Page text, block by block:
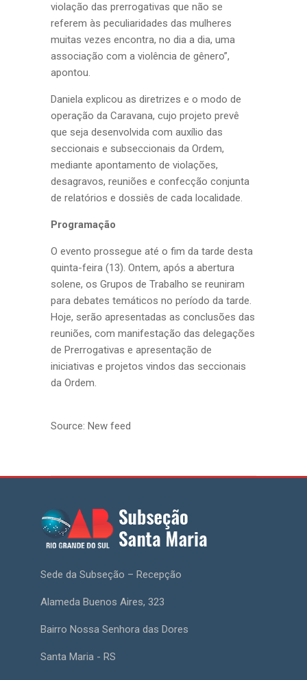
violação das prerrogativas que não se
referem às peculiaridades das mulheres
muitas vezes encontra, no dia a dia, uma
associação com a violência de gênero”,
apontou.
Daniela explicou as diretrizes e o modo de
operação da Caravana, cujo projeto prevê
que seja desenvolvida com auxílio das
seccionais e subseccionais da Ordem,
mediante apontamento de violações,
desagravos, reuniões e confecção conjunta
de relatórios e dossiês de cada localidade.
Programação
O evento prossegue até o fim da tarde desta
quinta-feira (13). Ontem, após a abertura
solene, os Grupos de Trabalho se reuniram
para debates temáticos no período da tarde.
Hoje, serão apresentadas as conclusões das
reuniões, com manifestação das delegações
de Prerrogativas e apresentação de
iniciativas e projetos vindos das seccionais
da Ordem.
Source: New feed
Sede da Subseção – Recepção
Alameda Buenos Aires, 323
Bairro Nossa Senhora das Dores
Santa Maria - RS